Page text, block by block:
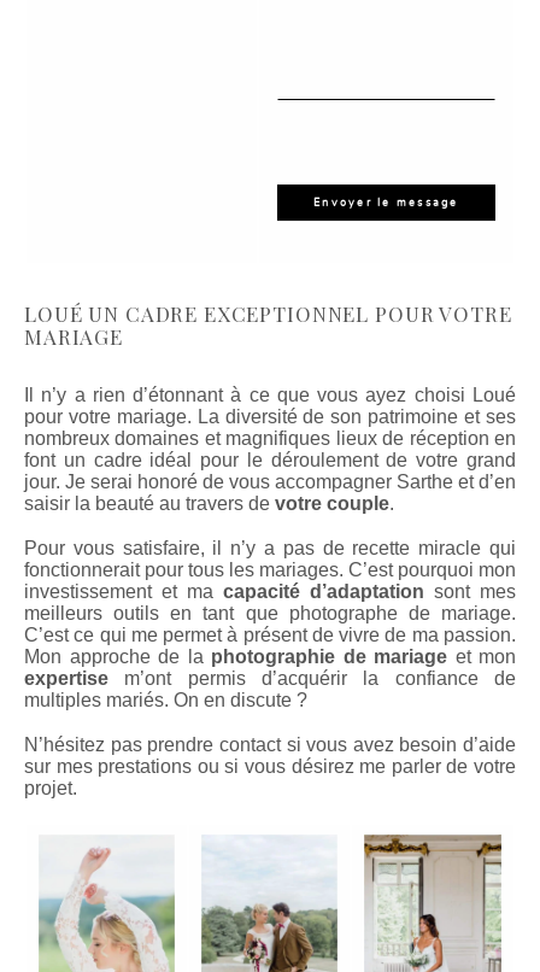
LOUÉ UN CADRE EXCEPTIONNEL POUR VOTRE
MARIAGE
Il n’y a rien d’étonnant à ce que vous ayez choisi Loué
pour votre mariage. La diversité de son patrimoine et ses
nombreux domaines et magnifiques lieux de réception en
font un cadre idéal pour le déroulement de votre grand
jour. Je serai honoré de vous accompagner Sarthe et d’en
saisir la beauté au travers de votre couple.
Pour vous satisfaire, il n’y a pas de recette miracle qui
fonctionnerait pour tous les mariages. C’est pourquoi mon
investissement et ma capacité d’adaptation sont mes
meilleurs outils en tant que photographe de mariage.
C’est ce qui me permet à présent de vivre de ma passion.
Mon approche de la photographie de mariage et mon
expertise m’ont permis d’acquérir la confiance de
multiples mariés. On en discute ?
N’hésitez pas prendre contact si vous avez besoin d’aide
sur mes prestations ou si vous désirez me parler de votre
projet.